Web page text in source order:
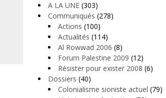
A LA UNE (303)
Communiqués (278)
Actions (100)
Actualités (114)
Al Rowwad 2006 (8)
Forum Palestine 2009 (12)
Résister pour exister 2008 (6)
Dossiers (40)
Colonialisme sioniste actuel (79)